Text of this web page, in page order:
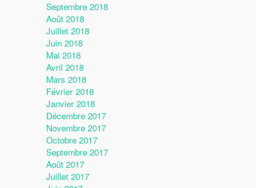
Septembre 2018
Août 2018
Juillet 2018
Juin 2018
Mai 2018
Avril 2018
Mars 2018
Février 2018
Janvier 2018
Décembre 2017
Novembre 2017
Octobre 2017
Septembre 2017
Août 2017
Juillet 2017